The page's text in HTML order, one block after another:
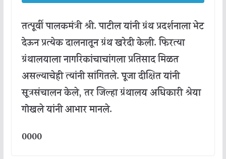
तत्पूर्वीपालकमंत्री श्री.पाटीलयांनीग्रंथप्रदर्शनालाभेट
देऊनप्रत्येकदालनातूनग्रंथखरेदीकेली.फिरत्या
ग्रंथालयालानागरिकांचाचांगलाप्रतिसादमिळत
असल्याचेहीत्यांनीसांगितले.पूजादीक्षितयांनी
सूत्रसंचालनकेले,तरजिल्हाग्रंथालयअधिकारी श्रेया
गोखलेयांनीआभारमानले.
0000